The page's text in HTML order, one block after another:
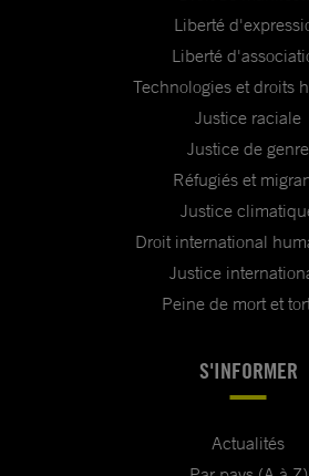
Liberté
Liberté
Technologies et droits
Justice raciale
Justice de genre
Réfugiés et
Justice
Droit international
Justice
Peine de mort et
S'INFORMER
Actualités